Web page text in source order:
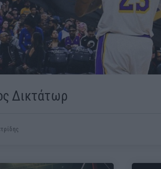
Δικτάτωρ